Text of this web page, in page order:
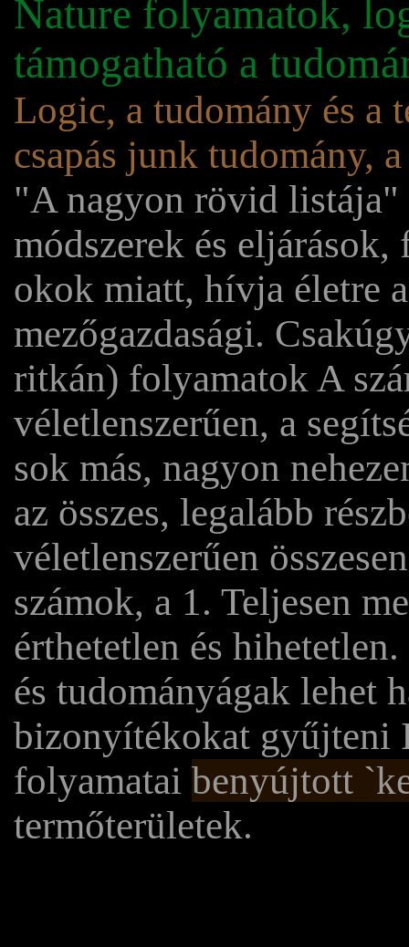
Nature folyamatok,
támogatható a
Logic, a tudomány és a
csapás junk tudomány,
"A nagyon rövid listája"
módszerek és
okok miatt, hívja életre
mezőgazdasági.
ritkán) folyamatok A
véletlenszerűen, a
sok más, nagyon
az összes, legalább
véletlenszerűen
számok, a 1. Teljesen
érthetetlen és
és tudományágak lehet
bizonyítékokat gyűjteni
folyamatai benyújtott
termőterületek.